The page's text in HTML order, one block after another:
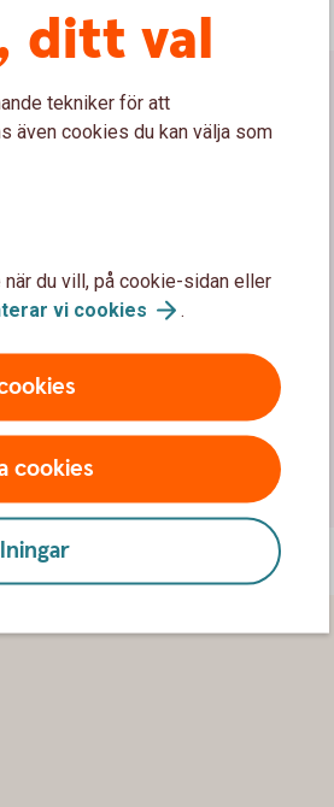
för att
ditt val
tekniker för att
även cookies du kan välja som
du vill, på cookie-sidan eller
vi cookies .
cookies